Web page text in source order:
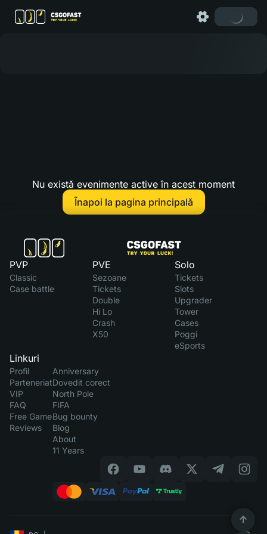
Nu există evenimente active în acest moment
Înapoi la pagina principală
PVP
Classic
Case battle
PVE
Sezoane
Tickets
Double
Hi Lo
Crash
X50
Solo
Tickets
Slots
Upgrader
Tower
Cases
Poggi
eSports
Linkuri
Profil
Parteneriat
VIP
FAQ
Free Game
Reviews
Anniversary
Dovedit corect
North Pole
FIFA
Bug bounty
Blog
About
11 Years